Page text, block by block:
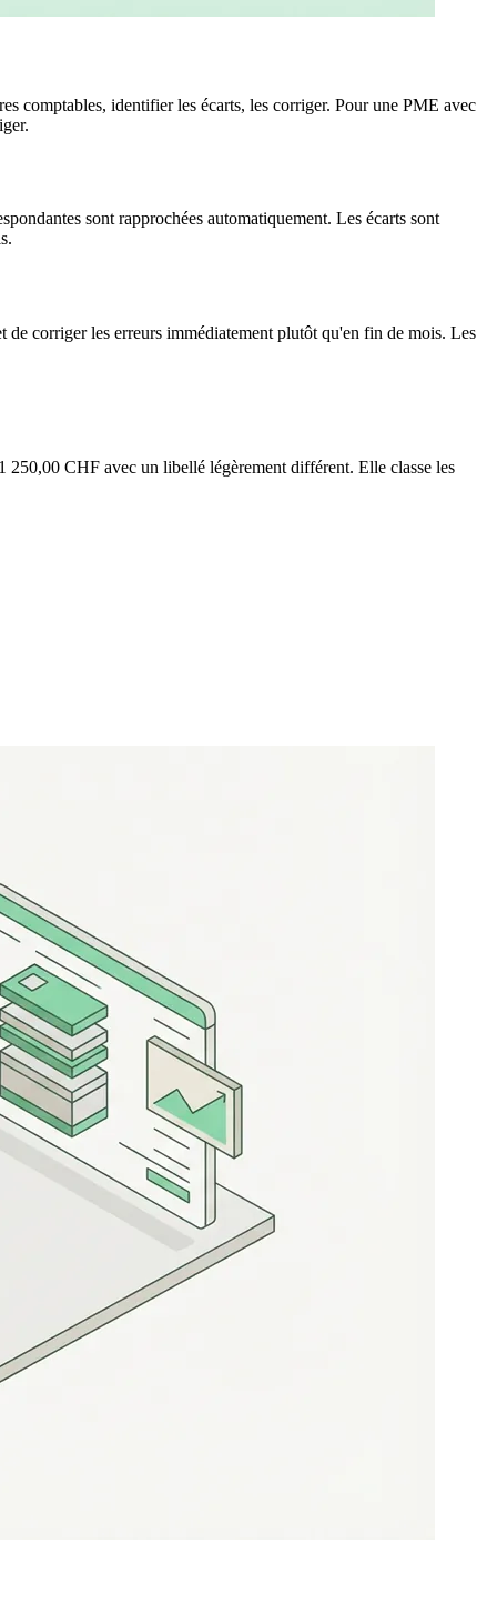
comptables, identifier les écarts, les corriger. Pour une PME avec
sont rapprochées automatiquement. Les écarts sont
de corriger les erreurs immédiatement plutôt qu'en fin de mois. Les
CHF avec un libellé légèrement différent. Elle classe les